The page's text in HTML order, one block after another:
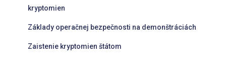
kryptomien
Základy operačnej bezpečnosti na demonštráciách
Zaistenie kryptomien štátom